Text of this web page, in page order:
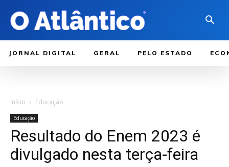
JORNAL DIGITAL GERAL PELO ESTADO
Início Educação
Educação
Resultado do Enem 2023 é
divulgado nesta terça-feira